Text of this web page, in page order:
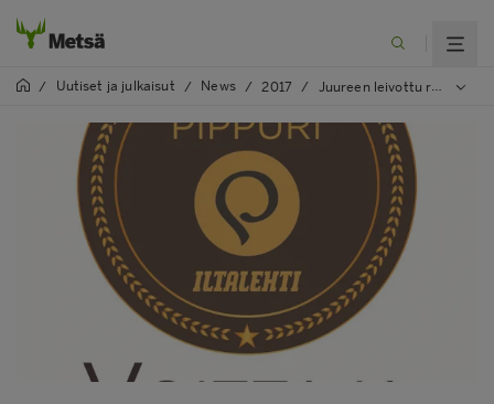
/ Uutiset ja julkaisut / News / 2017 / Juureen leivottu ruisleipä syntyy käden käänteessä ekologisessa ja palkitussa SAGA Paistovuoassa